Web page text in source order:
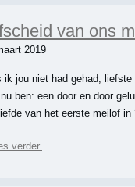
van ons
2019
ik jou niet had gehad,
ben: een door en door
van het eerste meilof in
verder.